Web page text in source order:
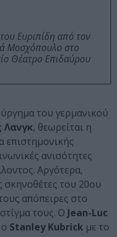
Ευριπίδη από τον
Μοσχόπουλο στο
Θέατρο Επιδαύρου
του γερμανικού
Λανγκ, θεωρείται η
επιστημονικής
ανισότητες
Αργότερα,
σκηνοθέτες του 20ου
απόπειρες στο
τους. Ο Jean-Luc
Stanley Kubrick με το